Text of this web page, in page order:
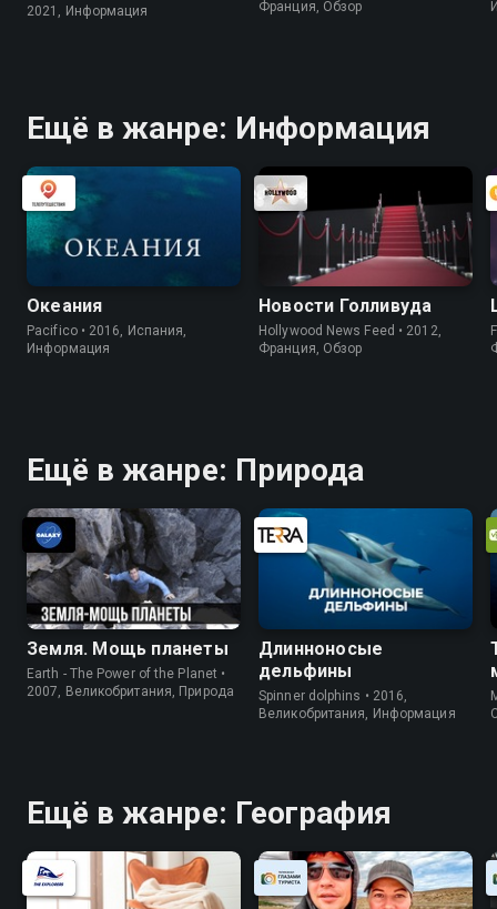
2021, Информация
Франция, Обзор
Ещё в жанре: Информация
Океания
Pacifico • 2016, Испания,
Информация
Новости Голливуда
Hollywood News Feed • 2012,
Франция, Обзор
Ещё в жанре: Природа
Земля. Мощь планеты
Earth - The Power of the Planet •
2007, Великобритания, Природа
Длинноносые
дельфины
Spinner dolphins • 2016,
Великобритания, Информация
Ещё в жанре: География